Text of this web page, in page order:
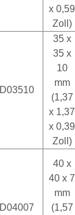
x 0,59
Zoll)
D03510
35 x
35 x
10
mm
(1,37
x 1,37
x 0,39
Zoll)
D04007
40 x
40 x 7
mm
(1,57